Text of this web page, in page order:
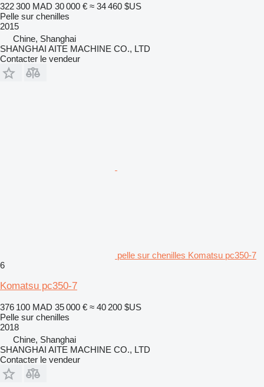
322 300 MAD 30 000 € ≈ 34 460 $US
Pelle sur chenilles
2015
Chine, Shanghai
SHANGHAI AITE MACHINE CO., LTD
Contacter le vendeur
pelle sur chenilles Komatsu pc350-7
6
Komatsu pc350-7
376 100 MAD 35 000 € ≈ 40 200 $US
Pelle sur chenilles
2018
Chine, Shanghai
SHANGHAI AITE MACHINE CO., LTD
Contacter le vendeur